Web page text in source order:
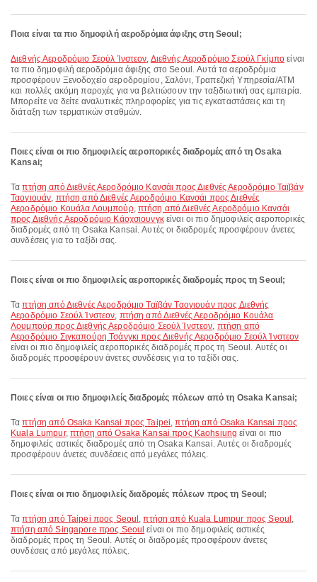
Ποια είναι τα πιο δημοφιλή αεροδρόμια άφιξης στη Seoul;
Διεθνής Αεροδρόμιο Σεούλ Ίνστεον, Διεθνής Αεροδρόμιο Σεούλ Γκίμπο είναι
τα πιο δημοφιλή αεροδρόμια άφιξης στο Seoul. Αυτά τα αεροδρόμια
προσφέρουν Ξενοδοχείο αεροδρομίου, Σαλόνι, Τραπεζική Υπηρεσία/ΑΤΜ
και πολλές ακόμη παροχές για να βελτιώσουν την ταξιδιωτική σας εμπειρία.
Μπορείτε να δείτε αναλυτικές πληροφορίες για τις εγκαταστάσεις και τη
διάταξη των τερματικών σταθμών.
Ποιες είναι οι πιο δημοφιλείς αεροπορικές διαδρομές από τη Osaka
Kansai;
Ταπτήση από Διεθνές Αεροδρόμιο Κανσάι προς Διεθνές Αεροδρόμιο Ταϊβάν
Ταογιουάν, πτήση από Διεθνές Αεροδρόμιο Κανσάι προς Διεθνές
Αεροδρόμιο Κουάλα Λουμπούρ, πτήση από Διεθνές Αεροδρόμιο Κανσάι
προς Διεθνής Αεροδρόμιο Κάοχσιουνγκείναι οι πιο δημοφιλείς αεροπορικές
διαδρομές από τη Osaka Kansai. Αυτές οι διαδρομές προσφέρουν άνετες
συνδέσεις για το ταξίδι σας.
Ποιες είναι οι πιο δημοφιλείς αεροπορικές διαδρομές προς τη Seoul;
Ταπτήση από Διεθνές Αεροδρόμιο Ταϊβάν Ταογιουάν προς Διεθνής
Αεροδρόμιο Σεούλ Ίνστεον, πτήση από Διεθνές Αεροδρόμιο Κουάλα
Λουμπούρ προς Διεθνής Αεροδρόμιο Σεούλ Ίνστεον, πτήση από
Αεροδρόμιο Σιγκαπούρη Τσάνγκι προς Διεθνής Αεροδρόμιο Σεούλ Ίνστεον
είναι οι πιο δημοφιλείς αεροπορικές διαδρομές προς τη Seoul. Αυτές οι
διαδρομές προσφέρουν άνετες συνδέσεις για το ταξίδι σας.
Ποιες είναι οι πιο δημοφιλείς διαδρομές πόλεων από τη Osaka Kansai;
Ταπτήση από Osaka Kansai προς Taipei,πτήση από Osaka Kansai προς
Kuala Lumpur, πτήση από Osaka Kansai προς Kaohsiung είναι οι πιο
δημοφιλείς αστικές διαδρομές από τη Osaka Kansai. Αυτές οι διαδρομές
προσφέρουν άνετες συνδέσεις από μεγάλες πόλεις.
Ποιες είναι οι πιο δημοφιλείς διαδρομές πόλεων προς τη Seoul;
Ταπτήση από Taipei προς Seoul ,πτήση από Kuala Lumpur προς Seoul ,
πτήση από Singapore προς Seoul είναι οι πιο δημοφιλείς αστικές
διαδρομές προς τη Seoul. Αυτές οι διαδρομές προσφέρουν άνετες
συνδέσεις από μεγάλες πόλεις.